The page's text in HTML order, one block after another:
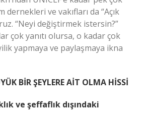
dernekleri ve vakıfları da “Açık
“Neyi değiştirmek istersin?”
çok yanıtı olursa, o kadar çok
yapmaya ve paylaşmaya ikna
BİR ŞEYLERE AİT OLMA HİSSİ
ve şeffaflık dışındaki